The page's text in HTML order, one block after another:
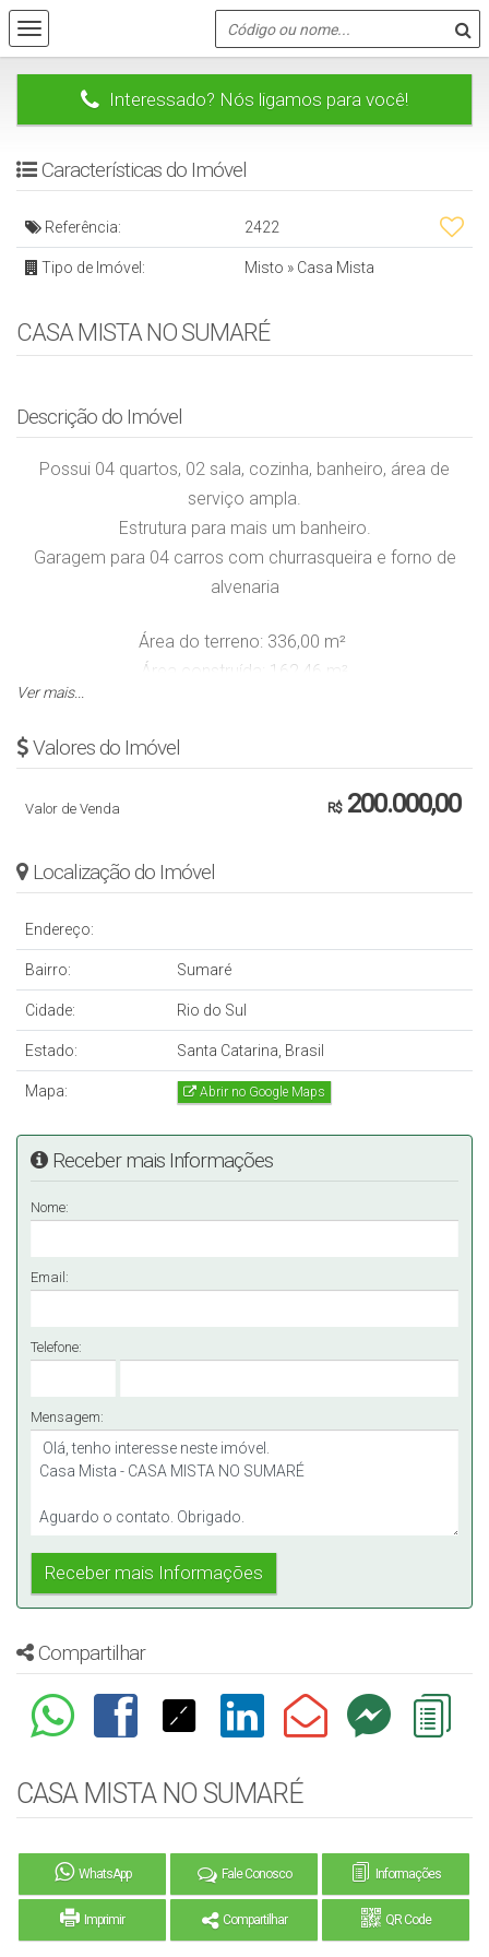
Interessado? Nós ligamos para você!
Características do Imóvel
Referência: 2422
Tipo de Imóvel: Misto » Casa Mista
CASA MISTA NO SUMARÉ
Descrição do Imóvel
Possui 04 quartos, 02 sala, cozinha, banheiro, área de
serviço ampla.
Estrutura para mais um banheiro.
Garagem para 04 carros com churrasqueira e forno de
alvenaria
Área do terreno: 336,00 m²
Área construída: 162,46 m²
Ver mais...
Valores do Imóvel
R$200.000,00
Valor de Venda
Localização do Imóvel
Endereço:
Bairro: Sumaré
Cidade: Rio do Sul
Estado: Santa Catarina, Brasil
Mapa: Abrir no Google Maps
Receber mais Informações
Nome:
Email:
Telefone:
Mensagem:
Compartilhar
CASA MISTA NO SUMARÉ
WhatsApp Fale Conosco Informações
Imprimir Compartilhar QR Code